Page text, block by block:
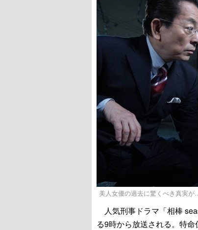
美人女優の過去に驚くべき真実
人気刑事ドラマ「相棒
る9時から放送される。特命